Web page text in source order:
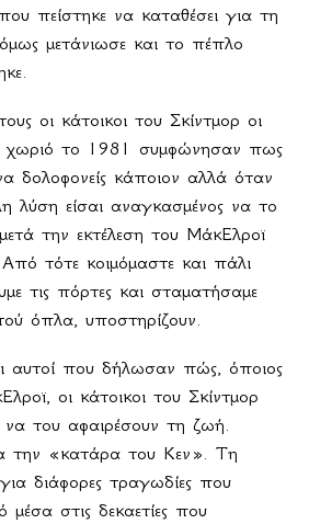
πείστηκε να καταθέσει για τη
μετάνιωσε και το πέπλο
οι κάτοικοι του Σκίντμορ οι
χωριό το 1981 συμφώνησαν πως
δολοφονείς κάποιον αλλά όταν
λύση είσαι αναγκασμένος να το
την εκτέλεση του ΜάκΕλροϊ
τότε κοιμόμαστε και πάλι
τις πόρτες και σταματήσαμε
όπλα, υποστηρίζουν.
αυτοί που δήλωσαν πώς, όποιος
οι κάτοικοι του Σκίντμορ
να του αφαιρέσουν τη ζωή.
την «κατάρα του Κεν». Τη
διάφορες τραγωδίες που
στις δεκαετίες που